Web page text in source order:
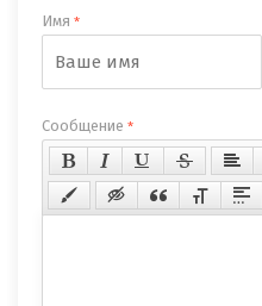
Имя *
Сообщение *